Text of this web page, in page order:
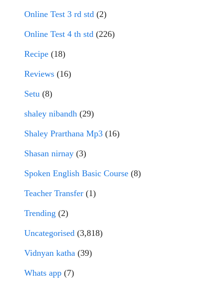
Online Test 3 rd std (2)
Online Test 4 th std (226)
Recipe (18)
Reviews (16)
Setu (8)
shaley nibandh (29)
Shaley Prarthana Mp3 (16)
Shasan nirnay (3)
Spoken English Basic Course (8)
Teacher Transfer (1)
Trending (2)
Uncategorised (3,818)
Vidnyan katha (39)
Whats app (7)